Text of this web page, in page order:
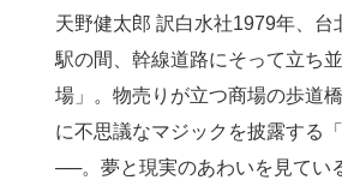
天野健太郎 訳白水社1979年、台
駅の間、幹線道路にそって立ち
場」。物売りが立つ商場の歩道
に不思議なマジックを披露する
──。夢と現実のあわいを見てい